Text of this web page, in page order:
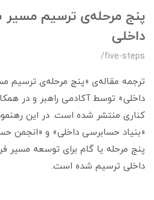
پنج مرحله‌ی ترسیم
داخلی
/five-steps
ترجمه مقاله‌ی «پنج مرحله‌ی ترسیم
داخلی» توسط آکادمی راهبر و در
کناری منتشر شده است. در این
«بنیاد حسابرسی داخلی» و «انجمن
پنج مرحله یا گام برای توسعه مسیر
داخلی ترسیم شده است.